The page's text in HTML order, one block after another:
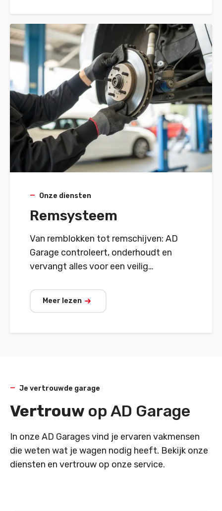
Onze diensten
Remsysteem
Van remblokken tot remschijven: AD
Garage controleert, onderhoudt en
vervangt alles voor een veilig
Meer lezen
Je vertrouwde garage
Vertrouw op AD Garage
In onze AD Garages vind je ervaren vakmensen
die weten wat je wagen nodig heeft. Bekijk onze
diensten en vertrouw op onze service.